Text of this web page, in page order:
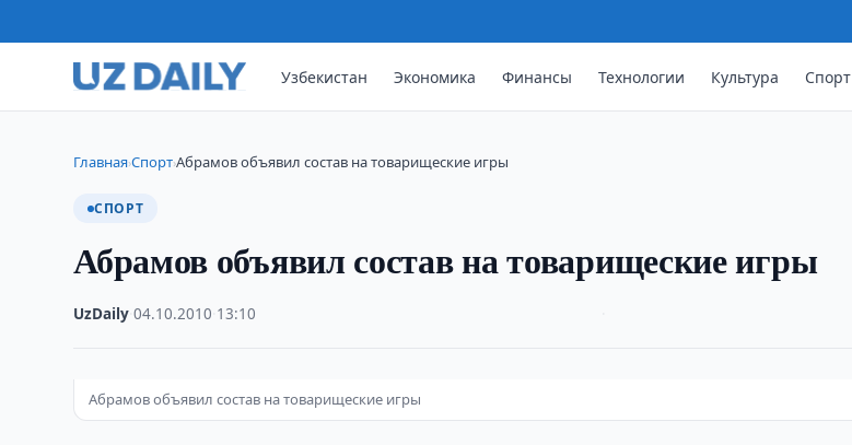
Узбекистан Экономика Финансы Технологии Культура Спорт
Главная›Спорт›Абрамов объявил состав на товарищеские игры
СПОРТ
Абрамов объявил состав на товарищеские игры
UzDaily ·04.10.2010 13:10
Абрамов объявил состав на товарищеские игры